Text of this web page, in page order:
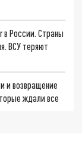
в России. Страны
ВСУ теряют
и возвращение
ждали все